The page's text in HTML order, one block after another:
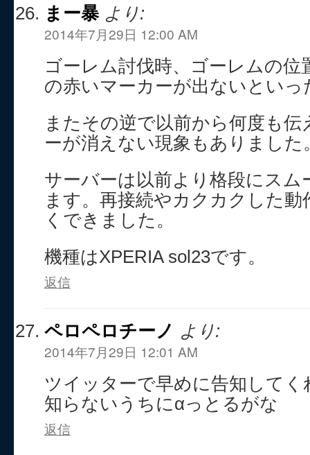
まー暴 より:
2014年7月29日 12:00 AM
ゴーレム討伐時、ゴーレムの位
の赤いマーカーが出ないとい
またその逆で以前から何度も
ーが消えない現象もありました
サーバーは以前より格段にス
ます。再接続やカクカクした
くできました。
機種はXPERIA sol23です。
返信
ペロペロチーノ より:
2014年7月29日 12:01 AM
ツイッターで早めに告知してく
知らないうちにαっとるがな
返信